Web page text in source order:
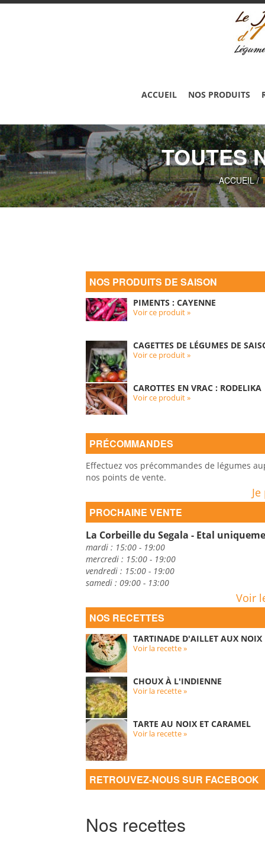
ACCUEIL NOS PRODUITS
TOUTES
ACCUEIL/
NOS PRODUITS DE SAISON
PIMENTS : CAYENNE
Voir ce produit »
CAGETTES DE LÉGUMES DE
Voir ce produit »
CAROTTES EN VRAC : RODELIKA
Voir ce produit »
PRÉCOMMANDES
Effectuez vos précommandes de légumes
nos points de vente.
PROCHAINE VENTE
La Corbeille du Segala - Etal
mardi : 15:00 - 19:00
mercredi : 15:00 - 19:00
vendredi : 15:00 - 19:00
samedi : 09:00 - 13:00
Voir
NOS RECETTES
TARTINADE D'AILLET AUX NOIX
Voir la recette »
CHOUX À L'INDIENNE
Voir la recette »
TARTE AU NOIX ET CARAMEL
Voir la recette »
RETROUVEZ-NOUS SUR FACEBOOK
Nos recettes